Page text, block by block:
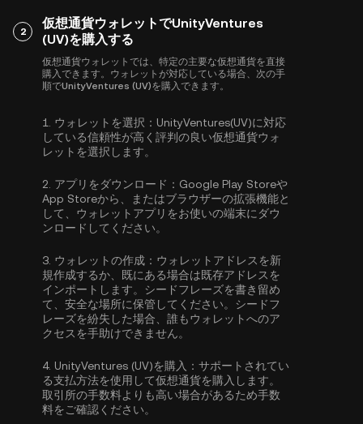
2
仮想通貨ウォレットでUnityVentures
(UV)を購入する
仮想通貨ウォレットでは、特定の主要な仮想通貨を直接
購入できます。ウォレットが対応している場合、次の手
順でUnityVentures (UV)を購入できます。
1. ウォレットを選択： UnityVentures(UV)に対応
している信頼性が高く評判の良い仮想通貨ウォ
レットを選択します。
2. アプリをダウンロード： Google Play Storeや
App Storeから、またはブラウザーの拡張機能と
して、ウォレットアプリをお使いの端末にダウ
ンロードしてください。
3. ウォレットの作成： ウォレットアドレスを新
規作成するか、既にある場合は既存アドレスを
インポートします。シードフレーズを書き留め
て、安全な場所に保管してください。シードフ
レーズを紛失した場合、誰もウォレットへのア
クセスを手助けできません。
4. UnityVentures (UV)を購入： サポートされてい
る支払方法を使用して仮想通貨を購入します。
取引所の手数料よりも高い場合があるため手数
料をご確認ください。